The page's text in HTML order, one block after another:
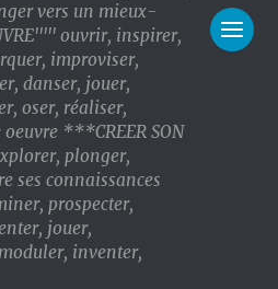
vers un mieux-
ouvrir, inspirer,
improviser,
danser, jouer,
oser, réaliser,
***CREER SON
plonger,
ses connaissances
prospecter,
jouer,
inventer,